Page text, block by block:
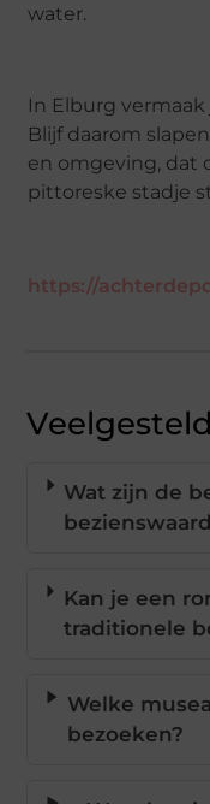
water.
In Elburg
Blijf daarom
en omgeving, dat
pittoreske stadje
https://
Wat zijn de
Kan je een
traditionele
Welke
bezoeken?